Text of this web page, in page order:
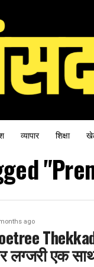
व्यापार शिक्षा
ago
लग्जरी एक